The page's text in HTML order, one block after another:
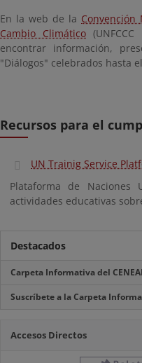
En la web de la
Cambio Climático
encontrar información,
"Diálogos" celebrados hasta
Recursos para el
UN Trainig Service
Plataforma de Naciones
actividades educativas
Destacados
Carpeta Informativa del
Suscríbete a la Carpeta
Accesos Directos